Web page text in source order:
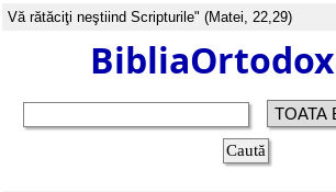
Vă rătăciţi neştiind Scripturile" (Matei, 22,29)